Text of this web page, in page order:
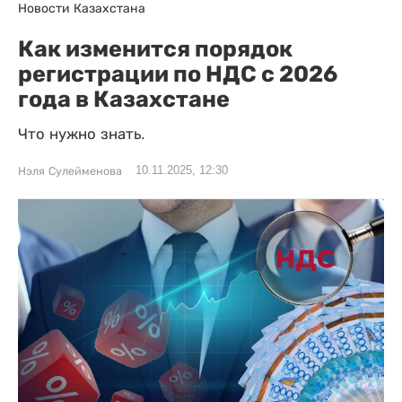
Новости Казахстана
Как изменится порядок
регистрации по НДС с 2026
года в Казахстане
Что нужно знать.
Нэля Сулейменова 10.11.2025, 12:30